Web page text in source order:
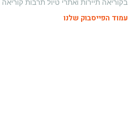
בקוריאה תיירות ואתרי טיול תרבות קוריאה
עמוד הפייסבוק שלנו